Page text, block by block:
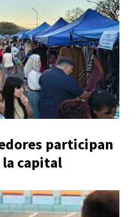
participan
la capital